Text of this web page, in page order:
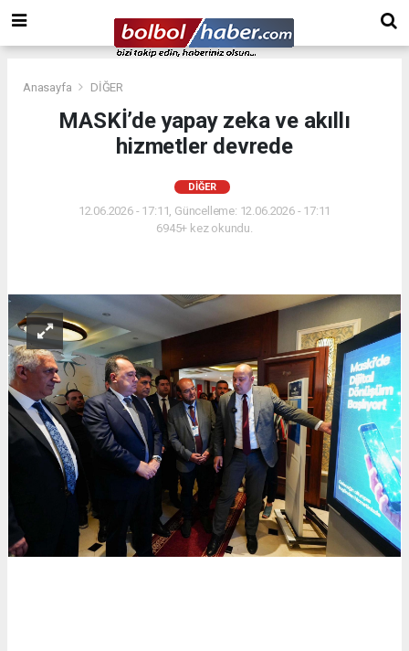
Anasayfa DİĞER
MASKİ’de yapay zeka ve akıllı
hizmetler devrede
DİĞER
12.06.2026 - 17:11, Güncelleme: 12.06.2026 - 17:11
6945+ kez okundu.